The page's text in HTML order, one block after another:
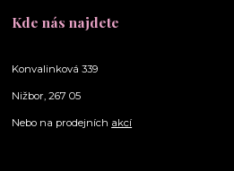
Kde nás najdete
Konvalinková 339
Nižbor, 267 05
Nebo na prodejních akcí